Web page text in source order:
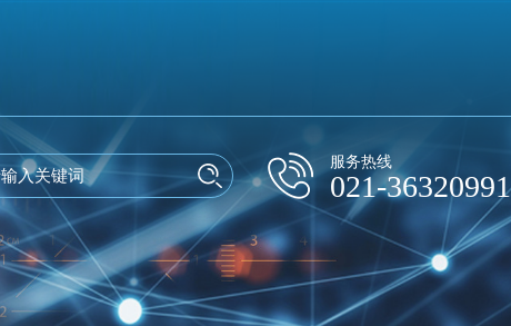
服务热线
021-36320991